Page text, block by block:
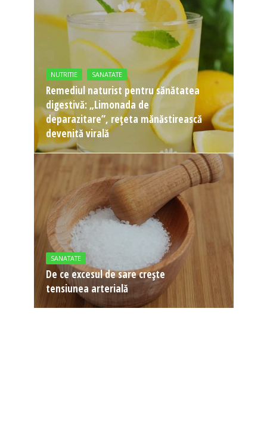
NUTRITIE SANATATE
Remediul naturist pentru sănătatea
digestivă: „Limonada de
deparazitare”, rețeta mănăstirească
devenită virală
SANATATE
De ce excesul de sare crește
tensiunea arterială